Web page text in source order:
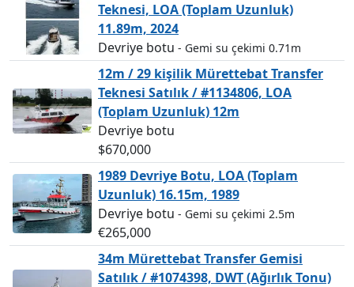
Teknesi, LOA (Toplam Uzunluk)
11.89m, 2024
Devriye botu - Gemi su çekimi 0.71m
12m / 29 kişilik Mürettebat Transfer
Teknesi Satılık / #1134806, LOA
(Toplam Uzunluk) 12m
Devriye botu
$670,000
1989 Devriye Botu, LOA (Toplam
Uzunluk) 16.15m, 1989
Devriye botu - Gemi su çekimi 2.5m
€265,000
34m Mürettebat Transfer Gemisi
Satılık / #1074398, DWT (Ağırlık Tonu)